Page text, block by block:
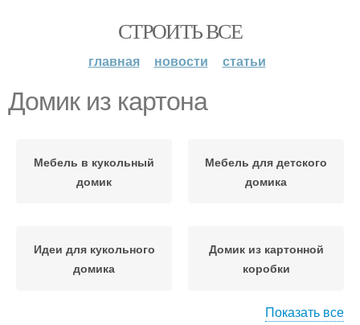
СТРОИТЬ ВСЕ
главная новости статьи
Домик из картона
Мебель в кукольный
домик
Мебель для детского
домика
Идеи для кукольного
домика
Домик из картонной
коробки
Показать все